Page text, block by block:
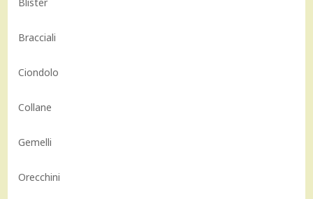
Bracciali
Ciondolo
Collane
Gemelli
Orecchini